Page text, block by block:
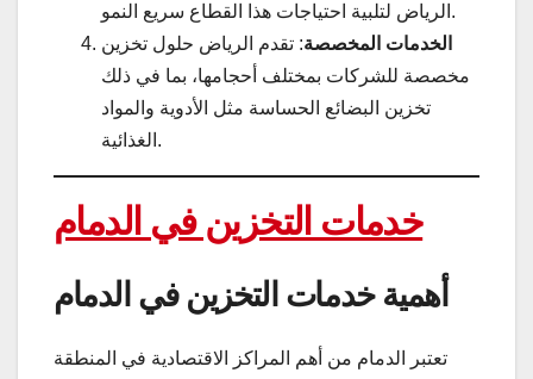
الرياض لتلبية احتياجات هذا القطاع سريع النمو.
الخدمات المخصصة: تقدم الرياض حلول تخزين
مخصصة للشركات بمختلف أحجامها، بما في ذلك
تخزين البضائع الحساسة مثل الأدوية والمواد
الغذائية.
خدمات التخزين في الدمام
أهمية خدمات التخزين في الدمام
تعتبر الدمام من أهم المراكز الاقتصادية في المنطقة